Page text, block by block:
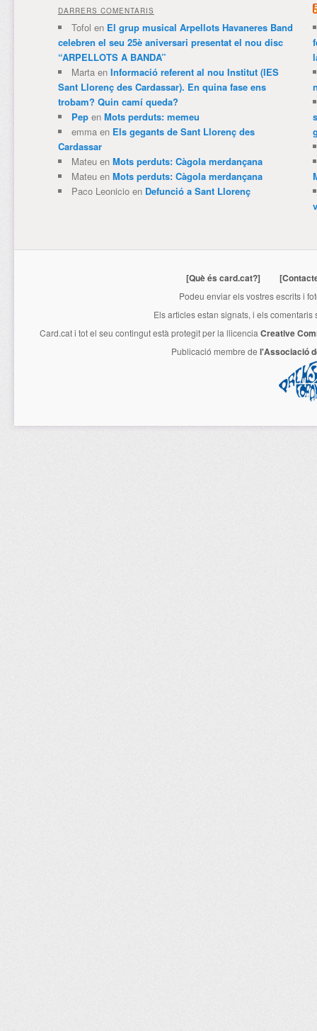
DARRERS COMENTARIS
Tofol en El grup musical Arpellots Havaneres Band
celebren el seu 25è aniversari presentat el nou disc
“ARPELLOTS A BANDA”
Martaen Informació referent al nou Institut (IES
Sant Llorenç des Cardassar). En quina fase ens
trobam? Quin camí queda?
Pepen Mots perduts: memeu
emmaen Els gegants de Sant Llorenç des
Cardassar
Mateuen Mots perduts: Càgola merdançana
Mateuen Mots perduts: Càgola merdançana
Paco Leonicioen Defunció a Sant Llorenç
[Què és card.cat?]
Podeu enviar els vostres escrits i
Els articles estan signats, i els
Card.cati tot el seu contingut està protegit per la llicencia Creative
Publicació membre de l'Associació